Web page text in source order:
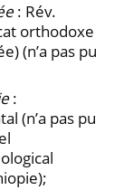
: Rév.
orthodoxe
(n’a pas pu
:
(n’a pas pu